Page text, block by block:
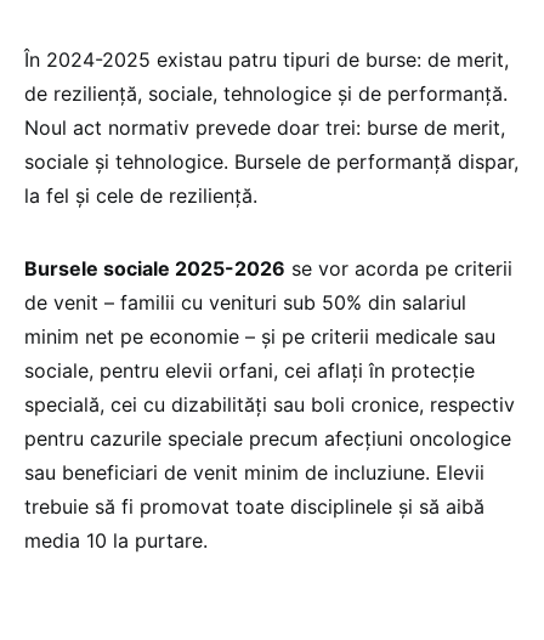
În 2024-2025 existau patru tipuri de burse: de merit,
de reziliență, sociale, tehnologice și de performanță.
Noul act normativ prevede doar trei: burse de merit,
sociale și tehnologice. Bursele de performanță dispar,
la fel și cele de reziliență.
Bursele sociale 2025-2026 se vor acorda pe criterii
de venit – familii cu venituri sub 50% din salariul
minim net pe economie – și pe criterii medicale sau
sociale, pentru elevii orfani, cei aflați în protecție
specială, cei cu dizabilități sau boli cronice, respectiv
pentru cazurile speciale precum afecțiuni oncologice
sau beneficiari de venit minim de incluziune. Elevii
trebuie să fi promovat toate disciplinele și să aibă
media 10 la purtare.